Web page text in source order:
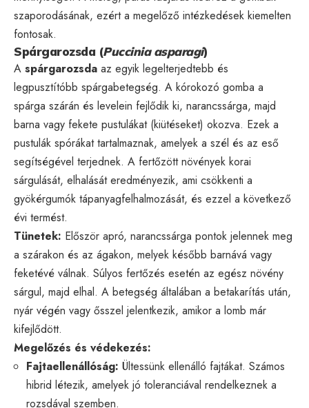
szaporodásának, ezért a megelőző intézkedések kiemelten
fontosak.
Spárgarozsda (Puccinia asparagi)
A spárgarozsda az egyik legelterjedtebb és
legpusztítóbb spárgabetegség. A kórokozó gomba a
spárga szárán és levelein fejlődik ki, narancssárga, majd
barna vagy fekete pustulákat (kiütéseket) okozva. Ezek a
pustulák spórákat tartalmaznak, amelyek a szél és az eső
segítségével terjednek. A fertőzött növények korai
sárgulását, elhalását eredményezik, ami csökkenti a
gyökérgumók tápanyagfelhalmozását, és ezzel a következő
évi termést.
Tünetek: Először apró, narancssárga pontok jelennek meg
a szárakon és az ágakon, melyek később barnává vagy
feketévé válnak. Súlyos fertőzés esetén az egész növény
sárgul, majd elhal. A betegség általában a betakarítás után,
nyár végén vagy ősszel jelentkezik, amikor a lomb már
kifejlődött.
Megelőzés és védekezés:
Fajtaellenállóság: Ültessünk ellenálló fajtákat. Számos
hibrid létezik, amelyek jó toleranciával rendelkeznek a
rozsdával szemben.